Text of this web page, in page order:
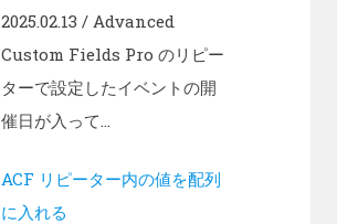
2025.02.13 / Advanced
Custom Fields Pro のリピー
ターで設定したイベントの開
催日が入って...
ACF リピーター内の値を配列
に入れる